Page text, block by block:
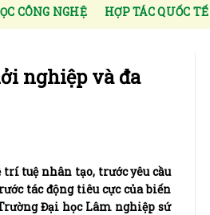
CÔNG NGHỆ HỢP TÁC QUỐC TẾ
nghiệp và đa
tuệ nhân tạo, trước yêu cầu
tác động tiêu cực của biến
Đại học Lâm nghiệp sứ